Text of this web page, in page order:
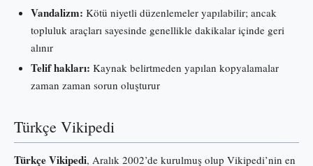
Vandalizm: Kötü niyetli düzenlemeler yapılabilir; ancak
topluluk araçları sayesinde genellikle dakikalar içinde geri
alınır
Telif hakları: Kaynak belirtmeden yapılan kopyalamalar
zaman zaman sorun oluşturur
Türkçe Vikipedi
Türkçe Vikipedi, Aralık 2002’de kurulmuş olup Vikipedi’nin en